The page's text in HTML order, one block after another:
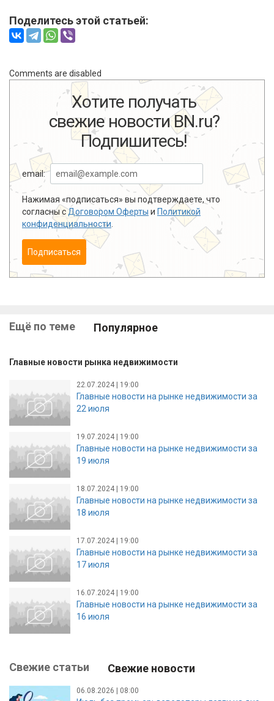
Поделитесь этой статьей:
Comments are disabled
Хотите получать
свежие новости BN.ru?
Подпишитесь!
email:
Нажимая «подписаться» вы подтверждаете, что
согласны сДоговором Оферты и Политикой
конфиденциальности
Подписаться
Ещё по теме Популярное
Главные новости рынка недвижимости
22.07.2024 | 19:00
Главные новости на рынке недвижимости за
22 июля
19.07.2024 | 19:00
Главные новости на рынке недвижимости за
19 июля
18.07.2024 | 19:00
Главные новости на рынке недвижимости за
18 июля
17.07.2024 | 19:00
Главные новости на рынке недвижимости за
17 июля
16.07.2024 | 19:00
Главные новости на рынке недвижимости за
16 июля
Свежие статьи Свежие новости
06.08.2026 | 08:00